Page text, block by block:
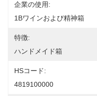
企業の使用:
1Bワインおよび精神箱
特徴:
ハンドメイド箱
HSコード:
4819100000